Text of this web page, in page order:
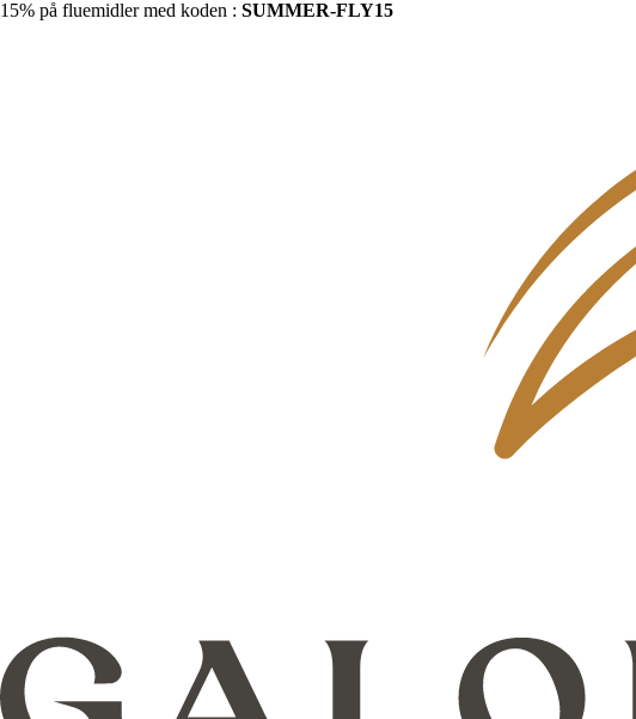
15% på fluemidler med koden : SUMMER-FLY15